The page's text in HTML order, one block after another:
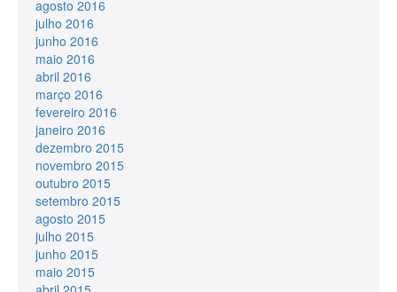
agosto 2016
julho 2016
junho 2016
maio 2016
abril 2016
março 2016
fevereiro 2016
janeiro 2016
dezembro 2015
novembro 2015
outubro 2015
setembro 2015
agosto 2015
julho 2015
junho 2015
maio 2015